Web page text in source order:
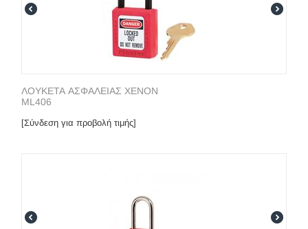
ΛΟΥΚΕΤΑ ΑΣΦΑΛΕΙΑΣ XENON
ML406
[Σύνδεση για προβολή τιμής]